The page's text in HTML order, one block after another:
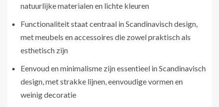
natuurlijke materialen en lichte kleuren
Functionaliteit staat centraal in Scandinavisch design,
met meubels en accessoires die zowel praktisch als
esthetisch zijn
Eenvoud en minimalisme zijn essentieel in Scandinavisch
design, met strakke lijnen, eenvoudige vormen en
weinig decoratie